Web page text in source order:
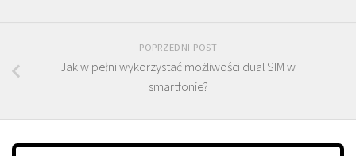
POPRZEDNI POST
Jak w pełni wykorzystać możliwości dual SIM w
smartfonie?